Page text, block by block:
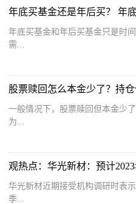
年底买基金还是年后买？ 年
年底买基金和年后买基金只是时
需...
股票赎回怎么本金少了？持仓
一般情况下，股票赎回但本金少
为...
华光新材近期接受机构调研时表
季...